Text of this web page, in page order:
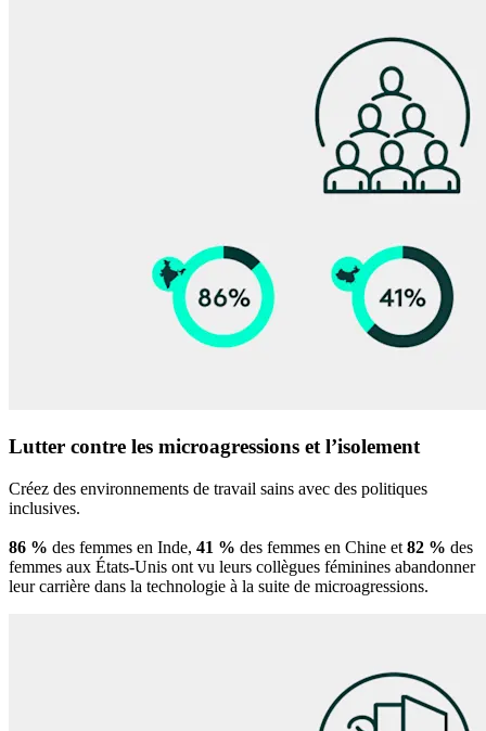
Lutter contre les microagressions et l’isolement
Créez des environnements de travail sains avec des politiques
inclusives.
86 % des femmes en Inde, 41 % des femmes en Chine et 82 % des
femmes aux États-Unis ont vu leurs collègues féminines abandonner
leur carrière dans la technologie à la suite de microagressions.